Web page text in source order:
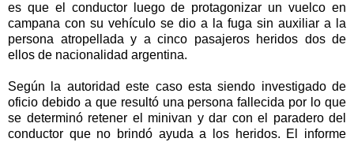
es que el conductor luego de protagonizar un vuelco en
campana con su vehículo se dio a la fuga sin auxiliar a la
persona atropellada y a cinco pasajeros heridos dos de
ellos de nacionalidad argentina.
Según la autoridad este caso esta siendo investigado de
oficio debido a que resultó una persona fallecida por lo que
se determinó retener el minivan y dar con el paradero del
conductor que no brindó ayuda a los heridos. El informe